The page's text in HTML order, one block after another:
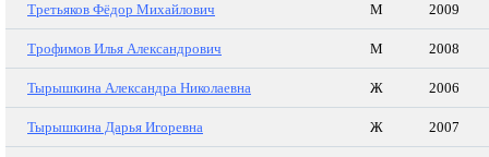
Третьяков Фёдор Михайлович М 2009
Трофимов Илья Александрович М 2008
Тырышкина Александра Николаевна Ж 2006
Тырышкина Дарья Игоревна Ж 2007